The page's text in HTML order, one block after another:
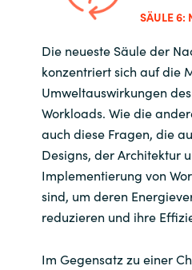
SÄULE 6:
Die neueste Säule der
konzentriert sich auf die
Umweltauswirkungen
Workloads. Wie die
auch diese Fragen, die
Designs, der Architektur
Implementierung von
sind, um deren
reduzieren und ihre
Im Gegensatz zu einer